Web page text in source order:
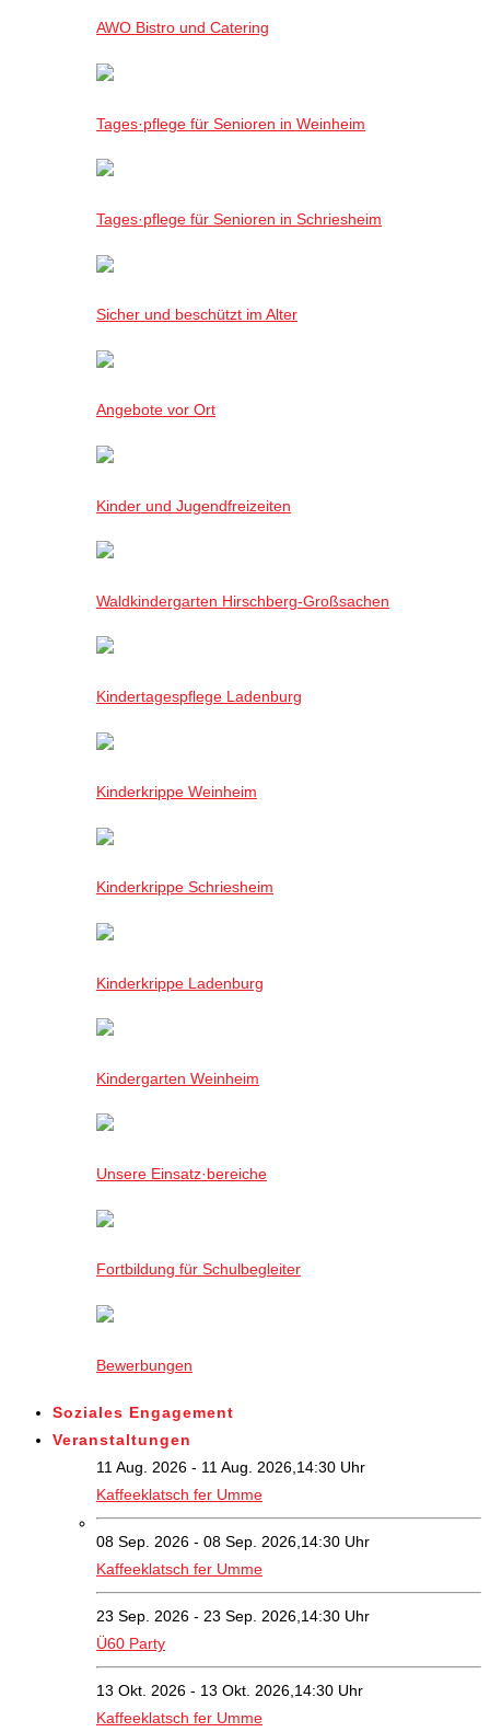
AWO Bistro und Catering
Tages·pflege für Senioren in Weinheim
Tages·pflege für Senioren in Schriesheim
Sicher und beschützt im Alter
Angebote vor Ort
Kinder und Jugendfreizeiten
Waldkindergarten Hirschberg-Großsachen
Kindertagespflege Ladenburg
Kinderkrippe Weinheim
Kinderkrippe Schriesheim
Kinderkrippe Ladenburg
Kindergarten Weinheim
Unsere Einsatz·bereiche
Fortbildung für Schulbegleiter
Bewerbungen
Soziales Engagement
Veranstaltungen
11 Aug. 2026 - 11 Aug. 2026,14:30 Uhr
Kaffeeklatsch fer Umme
08 Sep. 2026 - 08 Sep. 2026,14:30 Uhr
Kaffeeklatsch fer Umme
23 Sep. 2026 - 23 Sep. 2026,14:30 Uhr
Ü60 Party
13 Okt. 2026 - 13 Okt. 2026,14:30 Uhr
Kaffeeklatsch fer Umme